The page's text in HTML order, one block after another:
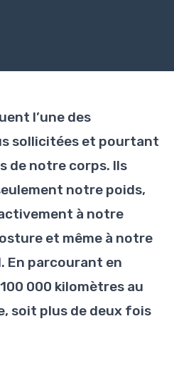
l’une des
sollicitées et pourtant
de notre corps. Ils
notre poids,
à notre
et même à notre
En parcourant en
000 kilomètres au
soit plus de deux fois